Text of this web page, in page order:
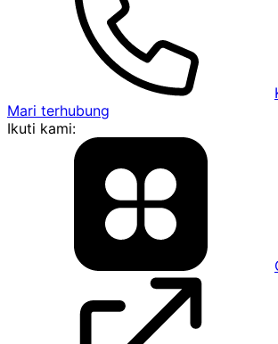
Mari terhubung
Ikuti kami: